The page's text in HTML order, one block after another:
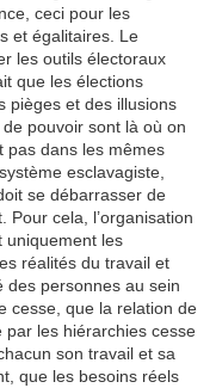
ceci pour les
et égalitaires. Le
les outils électoraux
que les élections
pièges et des illusions
pouvoir sont là où on
pas dans les mêmes
esclavagiste,
se débarrasser de
Pour cela, l’organisation
uniquement les
réalités du travail et
des personnes au sein
cesse, que la relation de
les hiérarchies cesse
son travail et sa
que les besoins réels